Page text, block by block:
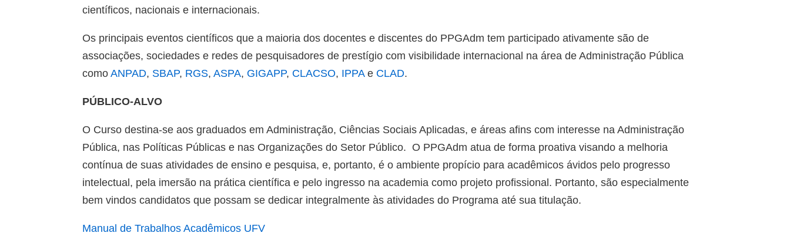
científicos, nacionais e internacionais.
Os principais eventos científicos que a maioria dos docentes e discentes do PPGAdm tem participado ativamente são de
associações, sociedades e redes de pesquisadores de prestígio com visibilidade internacional na área de Administração Pública
comoANPAD, SBAP, RGS,ASPA, GIGAPP, CLACSO, IPPAe CLAD.
PÚBLICO-ALVO
O Curso destina-se aos graduados em Administração, Ciências Sociais Aplicadas, e áreas afins com interesse na Administração
Pública, nas Políticas Públicas e nas Organizações do Setor Público. O PPGAdm atua de forma proativa visando a melhoria
contínua de suas atividades de ensino e pesquisa, e, portanto, é o ambiente propício para acadêmicos ávidos pelo progresso
intelectual, pela imersão na prática científica e pelo ingresso na academia como projeto profissional. Portanto, são especialmente
bem vindos candidatos que possam se dedicar integralmente às atividades do Programa até sua titulação.
Manual de Trabalhos Acadêmicos UFV